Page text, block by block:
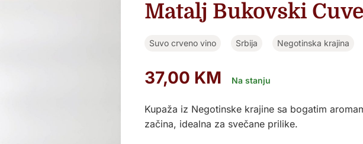
Aperitiv
Matalj Bukovski
Suvo crveno vino Srbija Negotinska krajina
37,00 KM Na stanju
Kupaža iz Negotinske krajine sa bogatim
začina, idealna za svečane prilike.